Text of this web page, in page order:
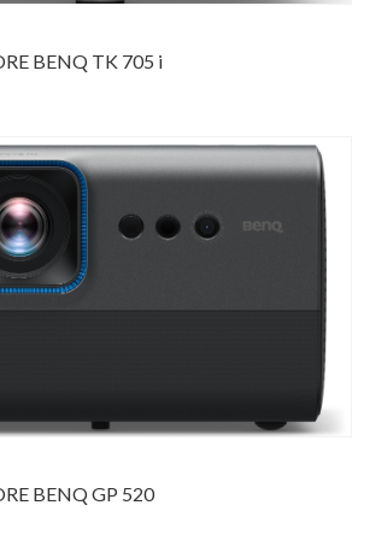
BENQ TK 705 i
BENQ GP 520